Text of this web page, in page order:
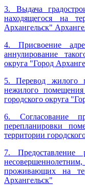
3. Выдача
находящегося на
Архангельск"
4. Присвоение
аннулирование
округа "Город
5. Перевод жилого
нежилого
городского округа
6. Согласование
перепланировки
территории
7.
проживающих на
Архангельск"